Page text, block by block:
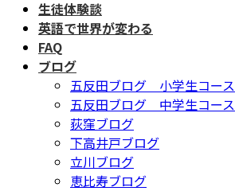
生徒体験談
英語で世界が変わる
FAQ
ブログ
五反田ブログ 小学生コース
五反田ブログ 中学生コース
荻窪ブログ
下高井戸ブログ
立川ブログ
恵比寿ブログ